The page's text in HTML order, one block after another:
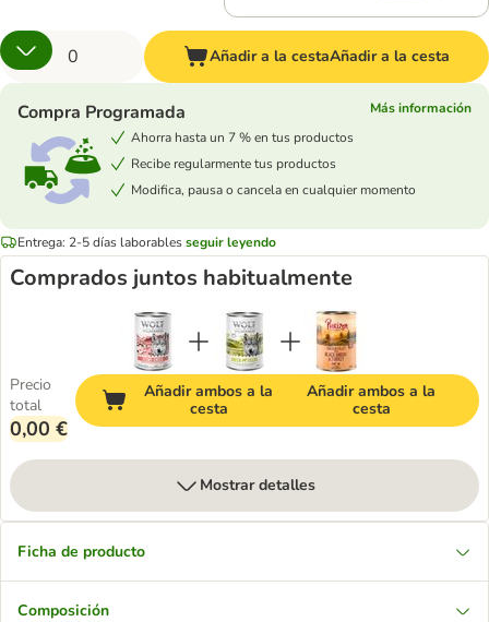
Añadir a la cestaAñadir a la cesta
Compra Programada
Más información
Ahorra hasta un 7 % en tus productos
Recibe regularmente tus productos
Modifica, pausa o cancela en cualquier momento
Entrega: 2-5 días laborablesseguir leyendo
Comprados juntos habitualmente
Precio
total
0,00 €
Añadir ambos a la
cesta
Añadir ambos a la
cesta
Mostrar detalles
Ficha de producto
Composición